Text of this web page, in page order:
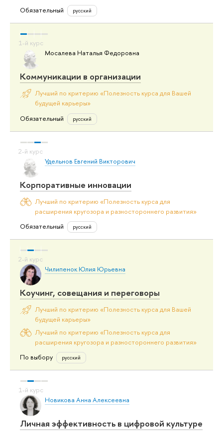
Обязательный
русский
Мосалева Наталья Федоровна
Коммуникации в организации
Лучший по критерию «Полезность курса для Вашей
будущей карьеры»
Обязательный
русский
Удельнов Евгений Викторович
Корпоративные инновации
Лучший по критерию «Полезность курса для
расширения кругозора и разностороннего развития»
Обязательный
русский
Чилипенок Юлия Юрьевна
Коучинг, совещания и переговоры
Лучший по критерию «Полезность курса для Вашей
будущей карьеры»
Лучший по критерию «Полезность курса для
расширения кругозора и разностороннего развития»
По выбору
русский
Новикова Анна Алексеевна
Личная эффективность в цифровой культуре